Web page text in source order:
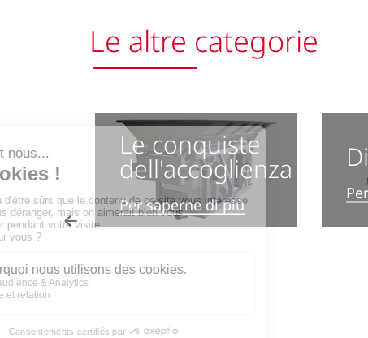
Le altre categorie
Previous
Le conquiste
dell'accoglienza
Per saperne di più